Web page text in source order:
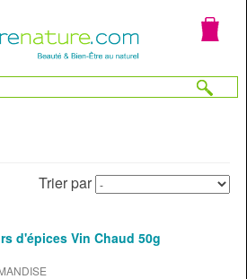
Trier par
d'épices Vin Chaud 50g